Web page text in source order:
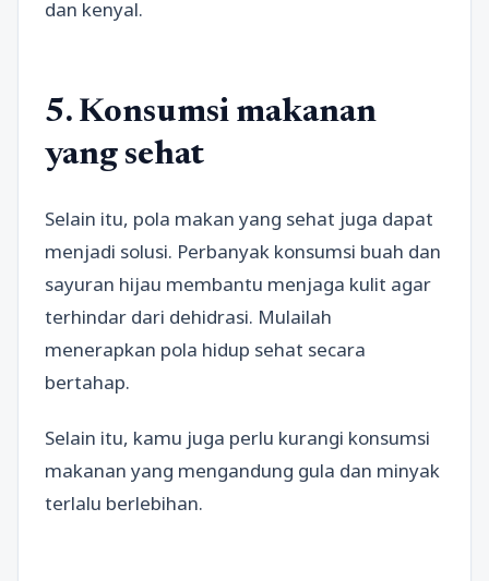
dan kenyal.
5. Konsumsi makanan
yang sehat
Selain itu, pola makan yang sehat juga dapat
menjadi solusi. Perbanyak konsumsi buah dan
sayuran hijau membantu menjaga kulit agar
terhindar dari dehidrasi. Mulailah
menerapkan pola hidup sehat secara
bertahap.
Selain itu, kamu juga perlu kurangi konsumsi
makanan yang mengandung gula dan minyak
terlalu berlebihan.